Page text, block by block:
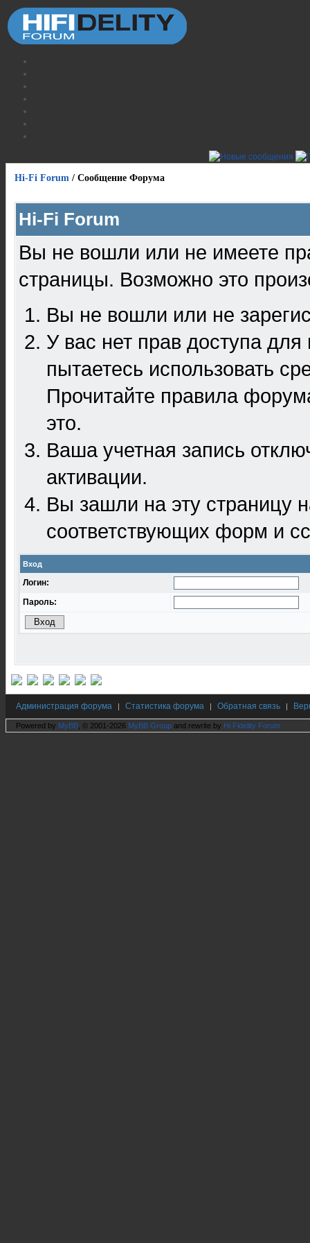
Hi-Fi Forum / Сообщение Форума
Hi-Fi Forum
Вы не вошли или не имеете
страницы. Возможно это
Вы не вошли или не
У вас нет прав доступа
пытаетесь использовать
Прочитайте правила
это.
Ваша учетная запись
активации.
Вы зашли на эту
соответствующих форм и
Вход
Логин:
Пароль:
Администрация форума | Статистика форума | Обратная связь |
Powered by MyBB , © 2001-2026 MyBB Group and rewrite by Hi Fidelity Forum